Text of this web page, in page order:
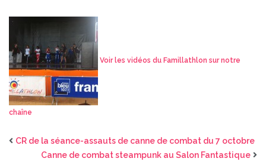
Voir les vidéos du Famillathlon sur notre
chaîne
CR de la séance-assauts de canne de combat du 7 octobre
Canne de combat steampunk au Salon Fantastique